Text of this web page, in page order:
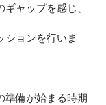
ャップを感じ、
ションを行いま
準備が始まる時期